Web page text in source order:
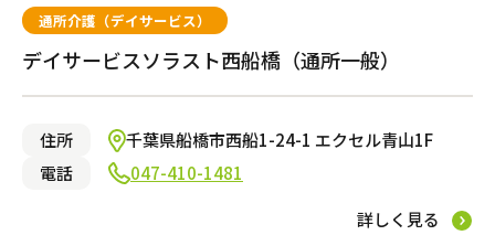
通所介護（デイサービス）
デイサービスソラスト西船橋（通所一般）
住所
千葉県船橋市西船1-24-1 エクセル青山1F
電話
047-410-1481
詳しく見る